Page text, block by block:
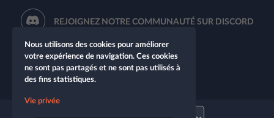
REJOIGNEZ NOTRE COMMUNAUTÉ SUR DISCORD
Nous utilisons des cookies pour améliorer
votre expérience de navigation. Ces cookies
ne sont pas partagés et ne sont pas utilisés à
des fins statistiques.
Vie privée